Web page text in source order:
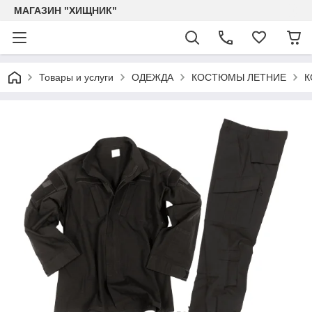
МАГАЗИН "ХИЩНИК"
Товары и услуги ОДЕЖДА КОСТЮМЫ ЛЕТНИЕ